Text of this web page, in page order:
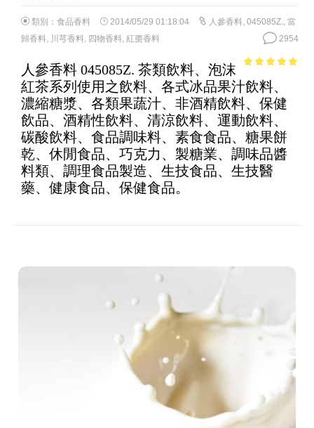
類別： 食品香料 2014/05/29 01:18:04 人參香料, 045085Z., 當
歸香料, 川芎香料, 四物香料, 紅棗香料 2954
5
人參香料 045085Z. 茶類飲料、泡沫
紅茶系列使用之飲料、各式冰品果汁飲料、
濃縮糖漿、各類果蔬汁、非酒精飲料、保健
飲品、酒精性飲料、清涼飲料、運動飲料、
碳酸飲料、食品調味料、素食食品、糖果餅
乾、休閒食品、巧克力、製糖業、調味品醬
料類、調理食品製造、生技食品、生技醫
藥、健康食品、保健食品。